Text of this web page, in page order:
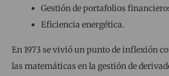
Gestión de portafolios
Eficiencia energética.
En 1973 se vivió un punto de inflexión
las matemáticas en la gestión de